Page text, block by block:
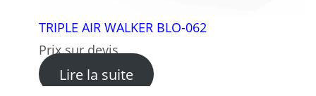
TRIPLE AIR WALKER BLO-062
Prix sur devis
Lire la suite: TRIPLE AIR WALKER BLO-